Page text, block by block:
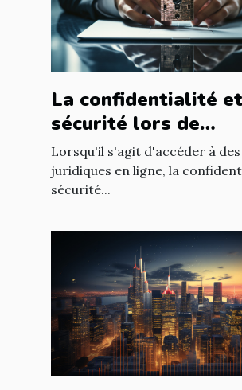
La confidentialité
sécurité lors de
l'utilisation d'un
ligne
Lorsqu'il s'agit d'accéder à
juridiques en ligne, la
sécurité...